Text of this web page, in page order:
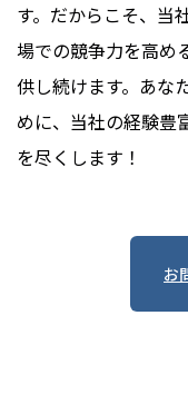
す。だからこそ、当
場での競争力を高め
供し続けます。あな
めに、当社の経験豊
を尽くします！
お